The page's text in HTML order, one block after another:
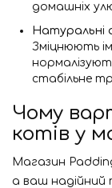
домашніх
Натуральні
Зміцнюють
стабільне
Чому
котів у
Магазин
а ваш надійний